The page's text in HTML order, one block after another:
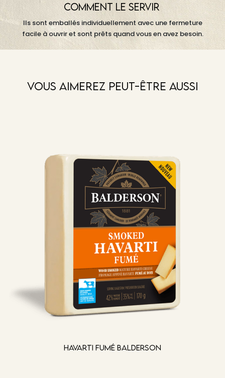
COMMENT LE SERVIR
Ils sont emballés individuellement avec une fermeture
facile à ouvrir et sont prêts quand vous en avez besoin.
VOUS AIMEREZ PEUT-ÊTRE AUSSI
Havarti fumé Balderson